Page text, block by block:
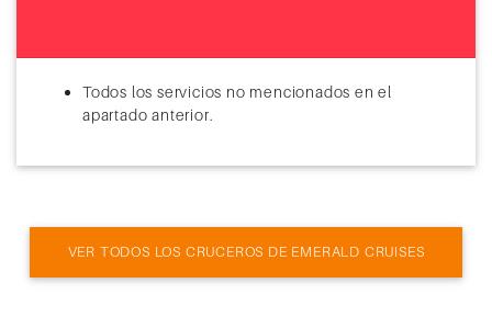
Todos los servicios no mencionados en el
apartado anterior.
VER TODOS LOS CRUCEROS DE EMERALD CRUISES